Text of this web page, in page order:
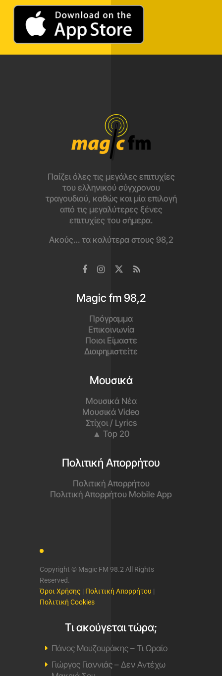
Παίζει όλες τις μεγάλες επιτυχίες
του ελληνικού σύγχρονου
τραγουδιού, καθώς και μία επιλογή
από τις μεγαλύτερες ξένες
επιτυχίες του σήμερα.
Ακούς… τα καλύτερα στους 98,2
Magic fm 98,2
Πρόγραμμα
Επικοινωνία
Ποιοι Είμαστε
Διαφημιστείτε
Μουσικά
Μουσικά Νέα
Μουσικά Video
Στίχοι / Lyrics
▲ Top 20
Πολιτική Απορρήτου
Πολιτική Απορρήτου
Πολιτική Απορρήτου Mobile App
Copyright © Magic FM 98.2 All Rights
Reserved.
Όροι Χρήσης | Πολιτική Απορρήτου |
Πολιτική Cookies
Τι ακούγεται τώρα;
Πάνος Μουζουράκης – Τι Ωραίο
Γιώργος Γιαννιάς – Δεν Αντέχω